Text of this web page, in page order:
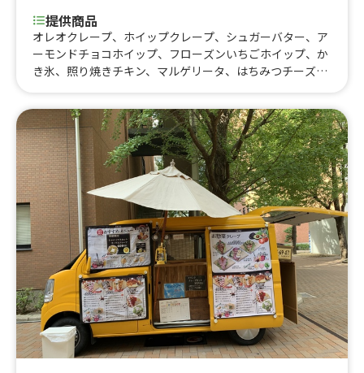
提供商品
オレオクレープ、ホイップクレープ、シュガーバター、ア
ーモンドチョコホイップ、フローズンいちごホイップ、か
き氷、照り焼きチキン、マルゲリータ、はちみつチーズ、